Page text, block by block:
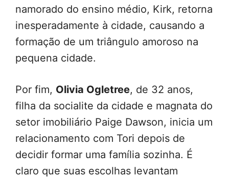
namorado do ensino médio, Kirk, retorna
inesperadamente à cidade, causando a
formação de um triângulo amoroso na
pequena cidade.
Por fim, Olivia Ogletree, de 32 anos,
filha da socialite da cidade e magnata do
setor imobiliário Paige Dawson, inicia um
relacionamento com Tori depois de
decidir formar uma família sozinha. É
claro que suas escolhas levantam